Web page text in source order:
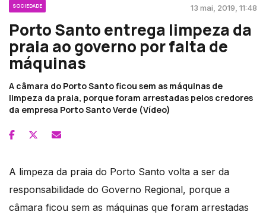
SOCIEDADE 13 mai, 2019, 11:48
Porto Santo entrega limpeza da
praia ao governo por falta de
máquinas
A câmara do Porto Santo ficou sem as máquinas de
limpeza da praia, porque foram arrestadas pelos credores
da empresa Porto Santo Verde (Vídeo)
A limpeza da praia do Porto Santo volta a ser da
responsabilidade do Governo Regional, porque a
câmara ficou sem as máquinas que foram arrestadas